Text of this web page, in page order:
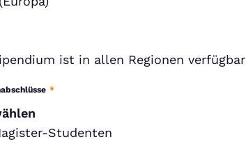
ist in allen Regionen verfügbar
*
Studenten